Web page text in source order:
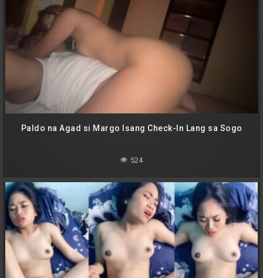
Paldo na Agad si Margo Isang Check-In Lang sa Sogo
524